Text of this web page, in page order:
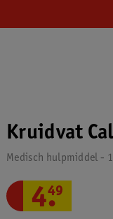
Kruidvat
Medisch hulpmiddel -
4.
49